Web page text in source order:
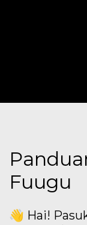
Fuugu
👋 Hai!